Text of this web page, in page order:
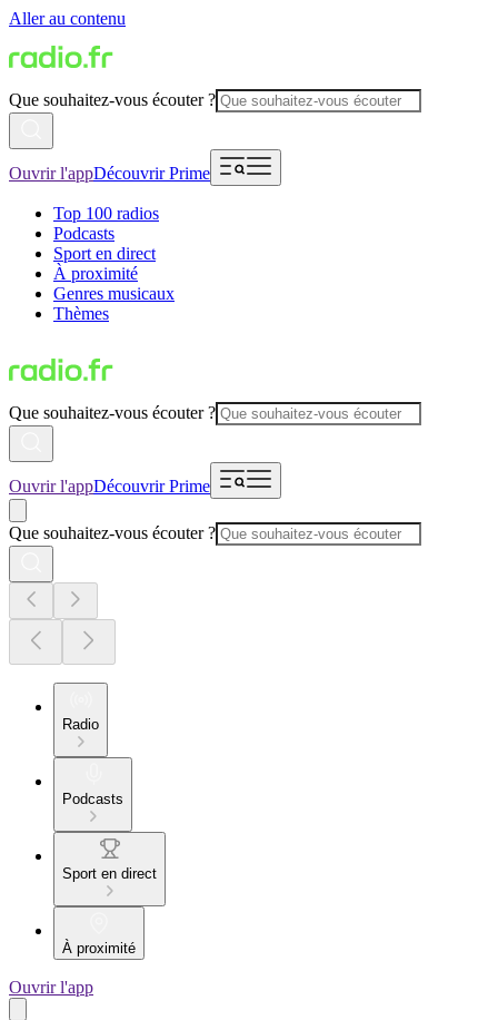
Aller au contenu
Que souhaitez-vous écouter ?
Ouvrir l'appDécouvrir Prime
Top 100 radios
Podcasts
Sport en direct
À proximité
Genres musicaux
Thèmes
Que souhaitez-vous écouter ?
Ouvrir l'appDécouvrir Prime
Que souhaitez-vous écouter ?
Radio
Podcasts
Sport en direct
À proximité
Ouvrir l'app